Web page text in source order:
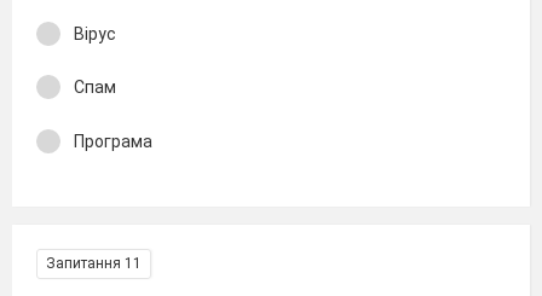
Вірус
Спам
Програма
Запитання 11